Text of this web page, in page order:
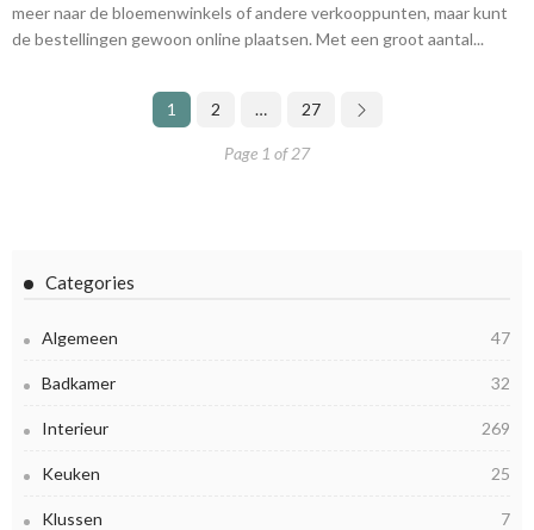
meer naar de bloemenwinkels of andere verkooppunten, maar kunt
de bestellingen gewoon online plaatsen. Met een groot aantal...
1 2 … 27
Page 1 of 27
Categories
Algemeen 47
Badkamer 32
Interieur 269
Keuken 25
Klussen 7